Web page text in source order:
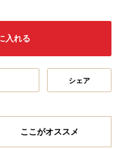
入れる
シェア
ここがオススメ